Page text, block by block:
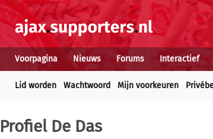
Voorpagina Nieuws Forums Interactief
Lid worden Wachtwoord Mijn voorkeuren
Profiel De Das